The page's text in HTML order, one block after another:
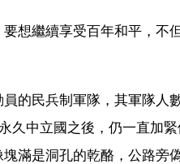
想繼續享受百年和平，不
的民兵制軍隊，其軍隊
久中立國之後，仍一直加
滿是洞孔的乾酪，公路